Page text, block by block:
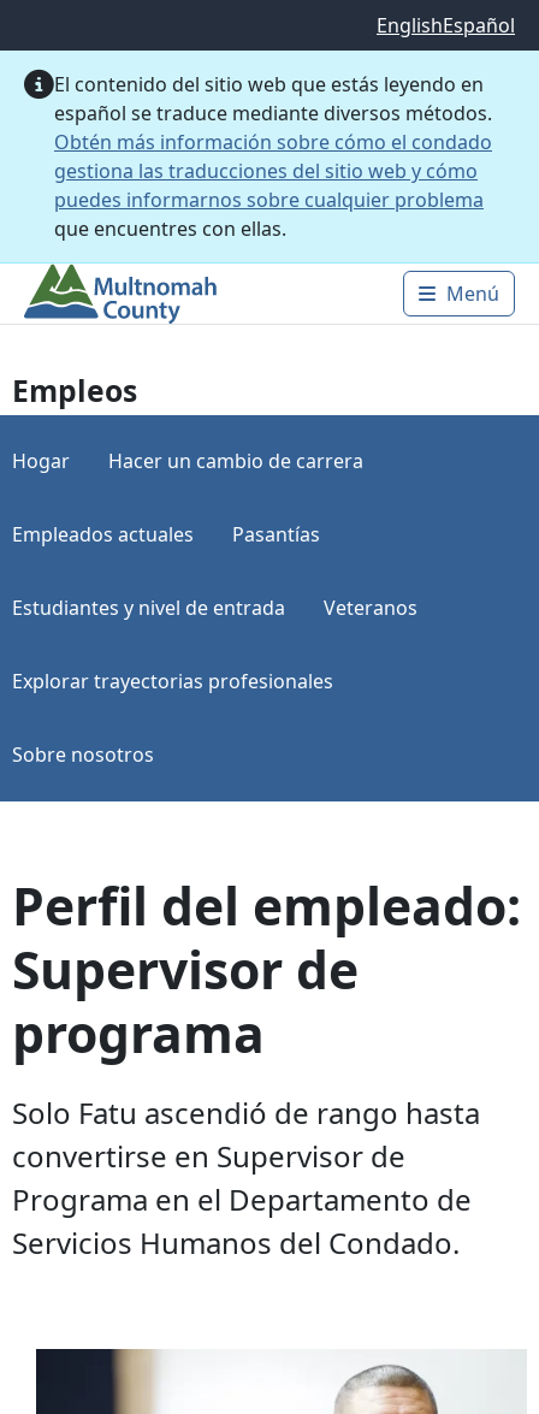
EnglishEspañol
El contenido del sitio web que estás leyendo en
español se traduce mediante diversos métodos.
Obtén más información sobre cómo el condado
gestiona las traducciones del sitio web y cómo
puedes informarnos sobre cualquier problema
que encuentres con ellas.
Main
Menú
Empleos
Hogar Hacer un cambio de carrera
Empleados actuales Pasantías
Estudiantes y nivel de entrada Veteranos
Explorar trayectorias profesionales
Sobre nosotros
Perfil del empleado:
Supervisor de
programa
Solo Fatu ascendió de rango hasta
convertirse en Supervisor de
Programa en el Departamento de
Servicios Humanos del Condado.